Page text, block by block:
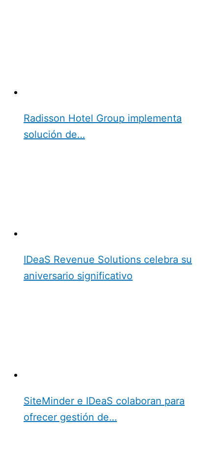
Radisson Hotel Group implementa
solución de…
IDeaS Revenue Solutions celebra su
aniversario significativo
SiteMinder e IDeaS colaboran para
ofrecer gestión de…